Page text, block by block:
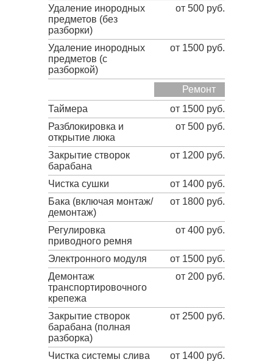
Удаление инородных
предметов (без
разборки)
от 500 руб.
Удаление инородных
предметов (с
разборкой)
от 1500 руб.
Ремонт
Таймера
от 1500 руб.
Разблокировка и
открытие люка
от 500 руб.
Закрытие створок
барабана
от 1200 руб.
Чистка сушки
от 1400 руб.
Бака (включая монтаж/
демонтаж)
от 1800 руб.
Регулировка
приводного ремня
от 400 руб.
Электронного модуля
от 1500 руб.
Демонтаж
транспортировочного
крепежа
от 200 руб.
Закрытие створок
барабана (полная
разборка)
от 2500 руб.
Чистка системы слива
от 1400 руб.